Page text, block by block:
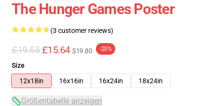
The Hunger Games Poster
(3 customer reviews)
£19.55 £15.64 $19.80 -20%
Size
12x18in
16x16in 16x24in 18x24in
Größentabelle anzeigen